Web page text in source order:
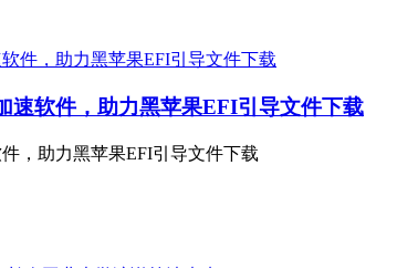
速软件，助力黑苹果EFI引导文件下载
，助力黑苹果EFI引导文件下载